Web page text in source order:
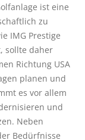
ist eine
zu
IMG Prestige
sollte daher
Richtung USA
planen und
es vor allem
und
Neben
Bedürfnisse